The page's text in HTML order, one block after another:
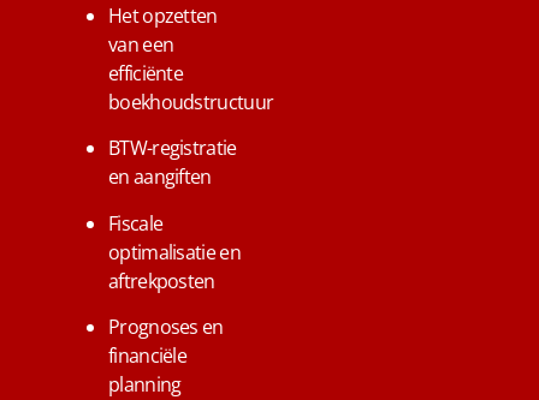
Het opzetten
van een
efficiënte
boekhoudstructuur
BTW-registratie
en aangiften
Fiscale
optimalisatie en
aftrekposten
Prognoses en
financiële
planning